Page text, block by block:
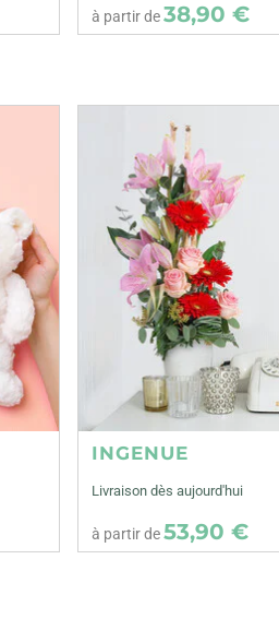
à partir de38,90 €
INGENUE
Livraison dès aujourd'hui
à partir de53,90 €